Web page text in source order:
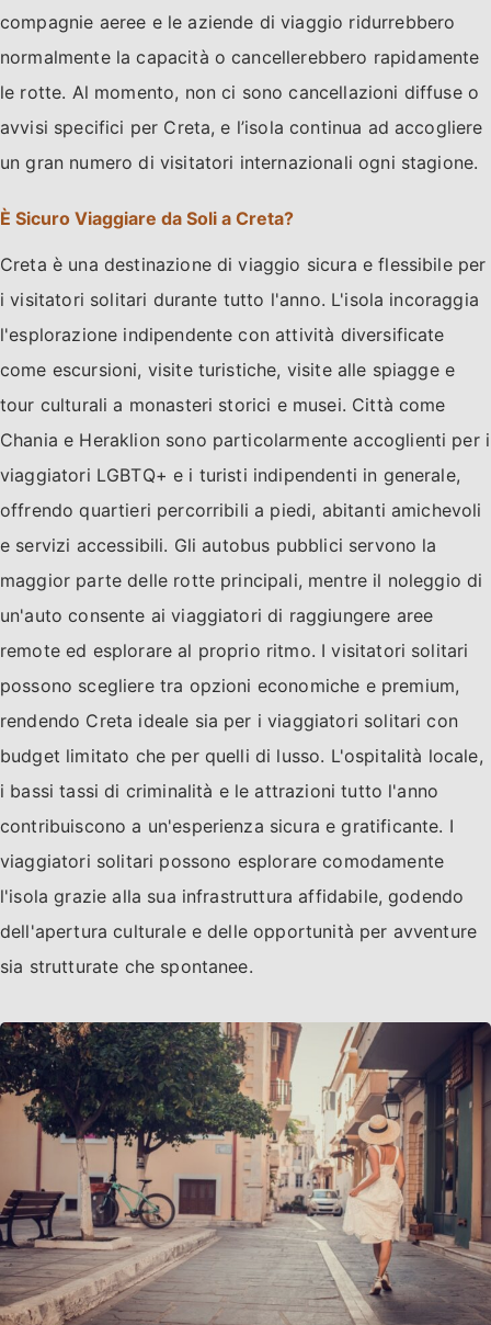
compagnie aeree e le aziende di viaggio ridurrebbero
normalmente la capacità o cancellerebbero rapidamente
le rotte. Al momento, non ci sono cancellazioni diffuse o
avvisi specifici per Creta, e l’isola continua ad accogliere
un gran numero di visitatori internazionali ogni stagione.
È Sicuro Viaggiare da Soli a Creta?
Creta è una destinazione di viaggio sicura e flessibile per
i visitatori solitari durante tutto l'anno. L'isola incoraggia
l'esplorazione indipendente con attività diversificate
come escursioni, visite turistiche, visite alle spiagge e
tour culturali a monasteri storici e musei. Città come
Chania e Heraklion sono particolarmente accoglienti per i
viaggiatori LGBTQ+ e i turisti indipendenti in generale,
offrendo quartieri percorribili a piedi, abitanti amichevoli
e servizi accessibili. Gli autobus pubblici servono la
maggior parte delle rotte principali, mentre il noleggio di
un'auto consente ai viaggiatori di raggiungere aree
remote ed esplorare al proprio ritmo. I visitatori solitari
possono scegliere tra opzioni economiche e premium,
rendendo Creta ideale sia per i viaggiatori solitari con
budget limitato che per quelli di lusso. L'ospitalità locale,
i bassi tassi di criminalità e le attrazioni tutto l'anno
contribuiscono a un'esperienza sicura e gratificante. I
viaggiatori solitari possono esplorare comodamente
l'isola grazie alla sua infrastruttura affidabile, godendo
dell'apertura culturale e delle opportunità per avventure
sia strutturate che spontanee.